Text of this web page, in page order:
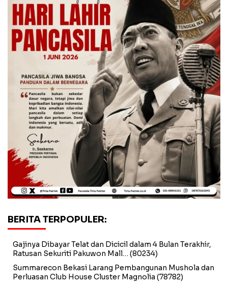
BERITA TERPOPULER:
Gajinya Dibayar Telat dan Dicicil dalam 4 Bulan Terakhir,
Ratusan Sekuriti Pakuwon Mall… (80234)
Summarecon Bekasi Larang Pembangunan Mushola dan
Perluasan Club House Cluster Magnolia (78782)